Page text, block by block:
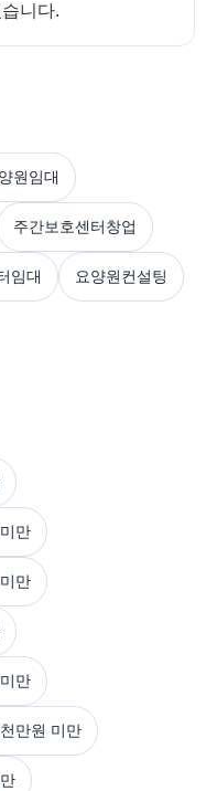
니다.
원임대
주간보호센터창업
임대 요양원컨설팅
만
만
만
만원 미만